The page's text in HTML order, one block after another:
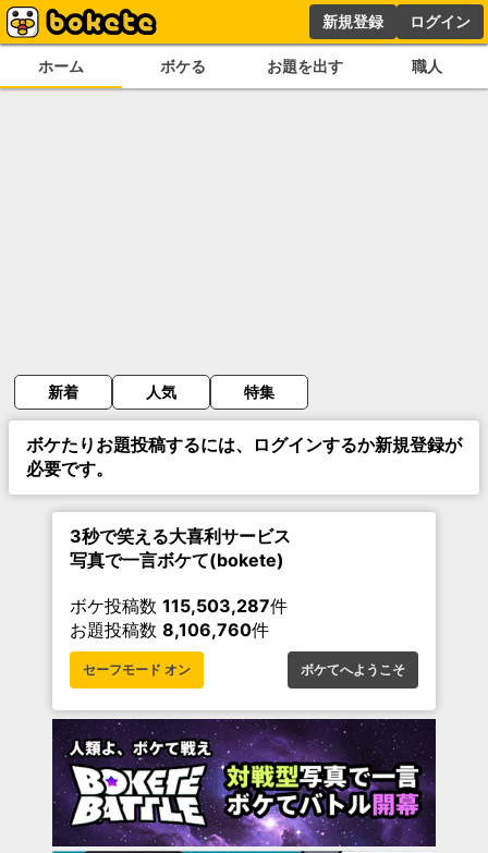
新規登録 ログイン
ホーム ボケる お題を出す 職人
新着 人気 特集
ボケたりお題投稿するには、ログインするか新規登録が
必要です。
3秒で笑える大喜利サービス
写真で一言ボケて(bokete)
ボケ投稿数 115,503,287件
お題投稿数 8,106,760件
セーフモード オン ボケてへようこそ